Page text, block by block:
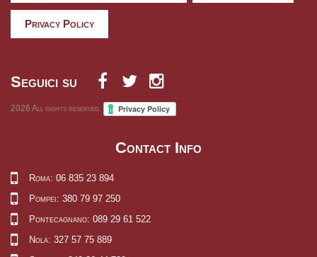
Privacy Policy
Seguici su
2026 All rights reserved.
Contact Info
Roma: 06 835 23 894
Pompei: 380 79 97 250
Pontecagnano: 089 29 61 522
Nola: 327 57 75 889